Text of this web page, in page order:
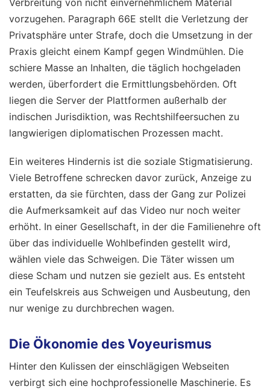
vorzugehen. Paragraph 66E stellt die Verletzung der
Privatsphäre unter Strafe, doch die Umsetzung in der
Praxis gleicht einem Kampf gegen Windmühlen. Die
schiere Masse an Inhalten, die täglich hochgeladen
werden, überfordert die Ermittlungsbehörden. Oft
liegen die Server der Plattformen außerhalb der
indischen Jurisdiktion, was Rechtshilfeersuchen zu
langwierigen diplomatischen Prozessen macht.
Ein weiteres Hindernis ist die soziale Stigmatisierung.
Viele Betroffene schrecken davor zurück, Anzeige zu
erstatten, da sie fürchten, dass der Gang zur Polizei
die Aufmerksamkeit auf das Video nur noch weiter
erhöht. In einer Gesellschaft, in der die Familienehre oft
über das individuelle Wohlbefinden gestellt wird,
wählen viele das Schweigen. Die Täter wissen um
diese Scham und nutzen sie gezielt aus. Es entsteht
ein Teufelskreis aus Schweigen und Ausbeutung, den
nur wenige zu durchbrechen wagen.
Die Ökonomie des Voyeurismus
Hinter den Kulissen der einschlägigen Webseiten
verbirgt sich eine hochprofessionelle Maschinerie. Es